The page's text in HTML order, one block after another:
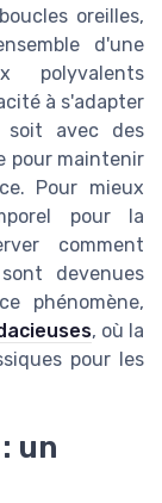
oreilles,
d'une
polyvalents
à s'adapter
avec des
pour maintenir
Pour mieux
pour la
comment
devenues
phénomène,
, où la
pour les
un